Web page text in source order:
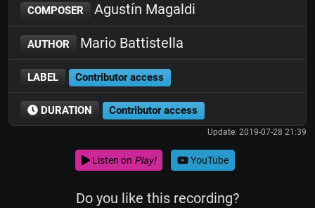
COMPOSER Agustín Magaldi
AUTHOR Mario Battistella
LABEL Contributor access
DURATION Contributor access
Update: 2019-07-28 21:39
Listen on Play! YouTube
Do you like this recording?